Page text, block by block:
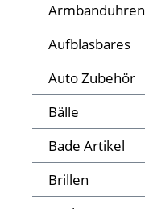
Armbanduhren
Aufblasbares
Auto Zubehör
Bälle
Bade Artikel
Brillen